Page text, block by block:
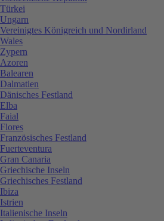
Türkei
Ungarn
Vereinigtes Königreich und Nordirland
Wales
Zypern
Azoren
Balearen
Dalmatien
Dänisches Festland
Elba
Faial
Flores
Französisches Festland
Fuerteventura
Gran Canaria
Griechische Inseln
Griechisches Festland
Ibiza
Istrien
Italienische Inseln